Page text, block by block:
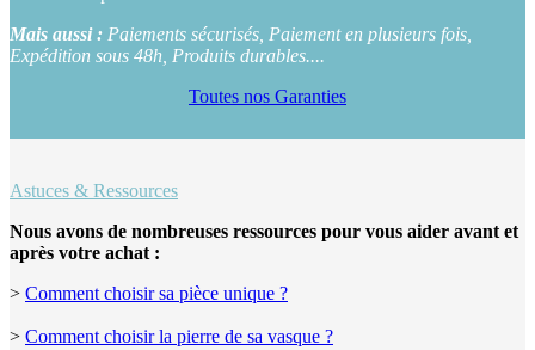
Mais aussi : Paiements sécurisés, Paiement en plusieurs fois,
Expédition sous 48h, Produits durables....
Toutes nos Garanties
Astuces & Ressources
Nous avons de nombreuses ressources pour vous aider avant et
après votre achat :
> Comment choisir sa pièce unique ?
> Comment choisir la pierre de sa vasque ?